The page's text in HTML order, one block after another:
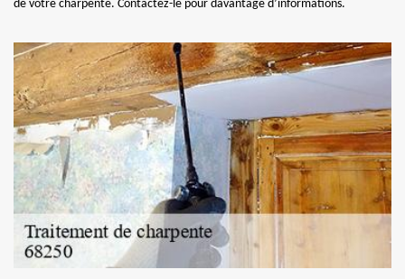
de votre charpente. Contactez-le pour davantage d’informations.